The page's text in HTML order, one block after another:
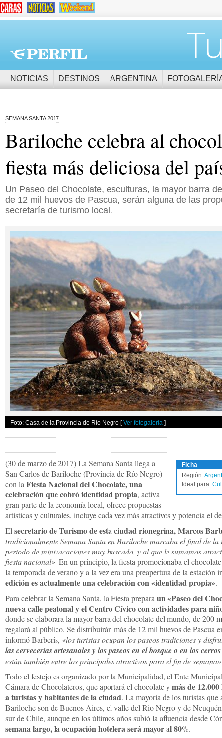
NOTICIAS DESTINOS ARGENTINA
SEMANA SANTA 2017
Bariloche celebra al
fiesta más deliciosa del
Un Paseo del Chocolate, esculturas, la mayor barra
de 12 mil huevos de Pascua, serán alguna de las
secretaría de turismo local.
Foto: Casa de la Provincia de Río Negro [Ver fotogalería ]
Ficha
Región:
Ideal para:
(30 de marzo de 2017) La Semana Santa llega a
San Carlos de Bariloche (Provincia de Río Negro)
con la Fiesta Nacional del Chocolate, una
celebración que cobró identidad propia, activa
gran parte de la economía local, ofrece propuestas
artísticas y culturales, incluye cada vez más atractivos y potencia el
El secretario de Turismo de esta ciudad rionegrina, Marcos
tradicionalmente Semana Santa en Bariloche marcaba el final de la
periodo de minivacaciones muy buscado, y al que le sumamos
fiesta nacional». En un principio, la fiesta promocionaba el
la temporada de verano y a la vez era una preapertura de la estación
edición es actualmente una celebración con «identidad propia».
Para celebrar la Semana Santa, la Fiesta prepara un «Paseo del
nueva calle peatonal y el Centro Cívico con actividades para
donde se elaborara la mayor barra del chocolate del mundo, de 200
regalará al público. Se distribuirán más de 12 mil huevos de Pascua
informó Barberis, «los turistas ocupan los paseos tradiciones y
las cervecerías artesanales y los paseos en el bosque o en los
están también entre los principales atractivos para el fin de semana»
Todo el festejo es organizado por la Municipalidad, el Ente
Cámara de Chocolateros, que aportará el chocolate ymás de
a turistas y habitantes de la ciudad. La mayoría de los turistas que
Bariloche son de Buenos Aires, el valle del Rio Negro y de
sur de Chile, aunque en los últimos años subió la afluencia desde
semana largo, la ocupación hotelera será mayor al 80%.